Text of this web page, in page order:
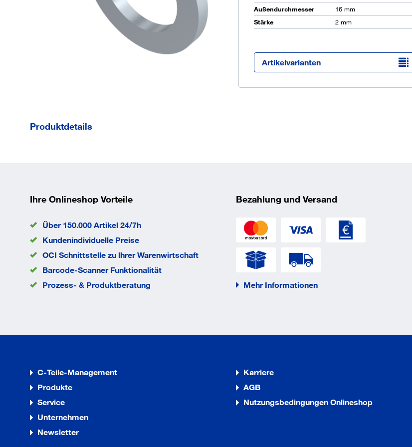
Außendurchmesser
16 mm
Stärke
2 mm
Artikelvarianten
Produktdetails
EAN/GTIN
None
Ihre Onlineshop Vorteile
Über 150.000 Artikel 24/7h
Kundenindividuelle Preise
OCI Schnittstelle zu lhrer Warenwirtschaft
Barcode-Scanner Funktionalität
Prozess- & Produktberatung
Bezahlung und Versand
Mehr Informationen
C-Teile-Management
Produkte
Service
Unternehmen
Newsletter
Karriere
AGB
Nutzungsbedingungen Onlineshop